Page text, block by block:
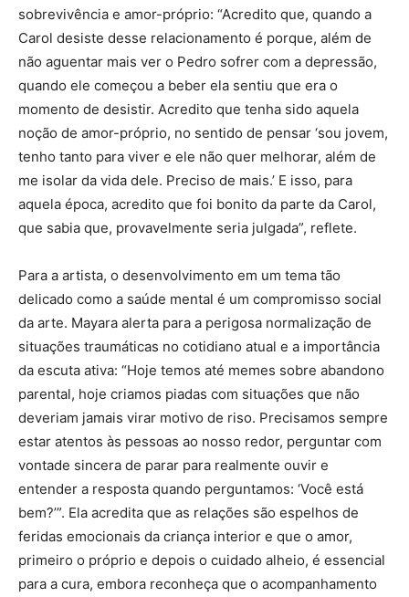
sobrevivência e amor-próprio: “Acredito que, quando a
Carol desiste desse relacionamento é porque, além de
não aguentar mais ver o Pedro sofrer com a depressão,
quando ele começou a beber ela sentiu que era o
momento de desistir. Acredito que tenha sido aquela
noção de amor-próprio, no sentido de pensar ‘sou jovem,
tenho tanto para viver e ele não quer melhorar, além de
me isolar da vida dele. Preciso de mais.’ E isso, para
aquela época, acredito que foi bonito da parte da Carol,
que sabia que, provavelmente seria julgada”, reflete.
Para a artista, o desenvolvimento em um tema tão
delicado como a saúde mental é um compromisso social
da arte. Mayara alerta para a perigosa normalização de
situações traumáticas no cotidiano atual e a importância
da escuta ativa: “Hoje temos até memes sobre abandono
parental, hoje criamos piadas com situações que não
deveriam jamais virar motivo de riso. Precisamos sempre
estar atentos às pessoas ao nosso redor, perguntar com
vontade sincera de parar para realmente ouvir e
entender a resposta quando perguntamos: ‘Você está
bem?’”. Ela acredita que as relações são espelhos de
feridas emocionais da criança interior e que o amor,
primeiro o próprio e depois o cuidado alheio, é essencial
para a cura, embora reconheça que o acompanhamento